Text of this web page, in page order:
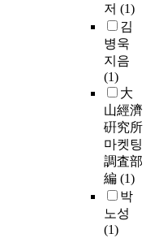
저 (1)
김
병욱
지음
(1)
大
山經濟
硏究所
마켓팅
調査部
編 (1)
박
노성
(1)